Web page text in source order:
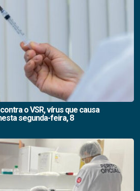
o VSR, vírus que causa
segunda-feira, 8